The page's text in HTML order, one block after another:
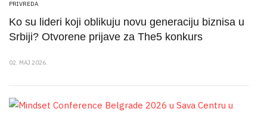
PRIVREDA
Ko su lideri koji oblikuju novu generaciju biznisa u
Srbiji? Otvorene prijave za The5 konkurs
02. MAJ 2026.